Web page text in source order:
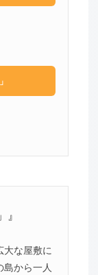
』
大な屋敷に
から一人